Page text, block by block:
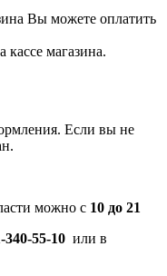
Вы можете оплатить
магазина.
Если вы не
можно с 10 до 21
340-55-10 или в